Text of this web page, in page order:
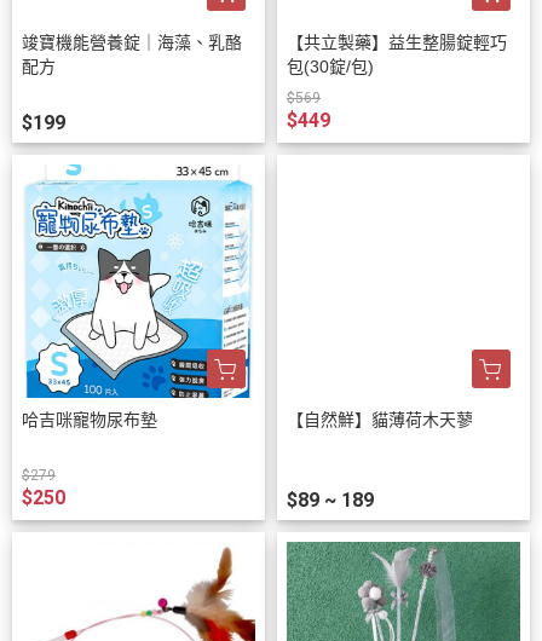
竣寶機能營養錠｜海藻、乳酪
配方
$199
【共立製藥】益生整腸錠輕巧
包(30錠/包)
$569
$449
哈吉咪寵物尿布墊
$279
$250
【自然鮮】貓薄荷木天蓼
$89 ~ 189